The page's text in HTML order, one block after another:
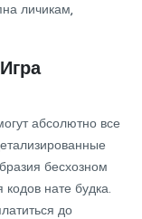
личикам,
абсолютно все
бесхозном
кодов нате будка.
до